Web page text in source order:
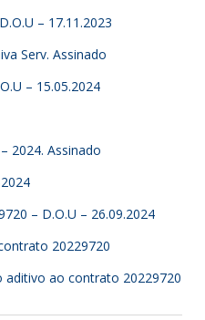
– 17.11.2023
Serv. Assinado
– 15.05.2024
2024. Assinado
– D.O.U – 26.09.2024
20229720
aditivo ao contrato 20229720